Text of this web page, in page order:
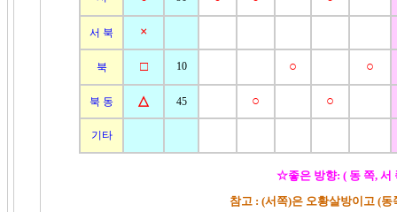
서 북 ×
북 □ 10 ○ ○
북 동 △ 45 ○ ○
기타
☆좋은 방향: ( 동 쪽, 서
참고 : (서쪽)은 오황살방이고 (